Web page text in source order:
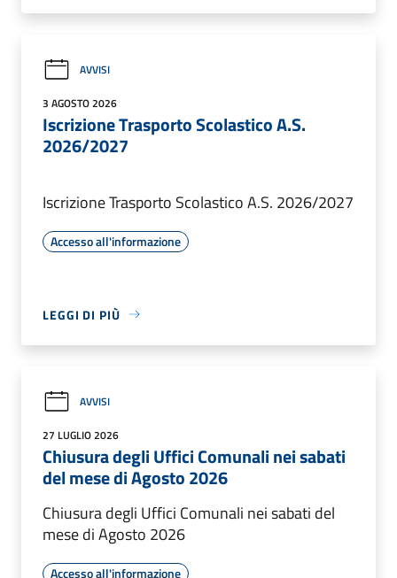
AVVISI
3 AGOSTO 2026
Iscrizione Trasporto Scolastico A.S.
2026/2027
Iscrizione Trasporto Scolastico A.S. 2026/2027
Accesso all'informazione
LEGGI DI PIÙ
AVVISI
27 LUGLIO 2026
Chiusura degli Uffici Comunali nei sabati
del mese di Agosto 2026
Chiusura degli Uffici Comunali nei sabati del
mese di Agosto 2026
Accesso all'informazione